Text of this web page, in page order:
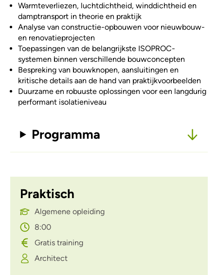
Warmteverliezen, luchtdichtheid, winddichtheid en
damptransport in theorie en praktijk
Analyse van constructie-opbouwen voor nieuwbouw-
en renovatieprojecten
Toepassingen van de belangrijkste ISOPROC-
systemen binnen verschillende bouwconcepten
Bespreking van bouwknopen, aansluitingen en
kritische details aan de hand van praktijkvoorbeelden
Duurzame en robuuste oplossingen voor een langdurig
performant isolatieniveau
Programma
Praktisch
Algemene opleiding
8:00
Gratis training
Architect